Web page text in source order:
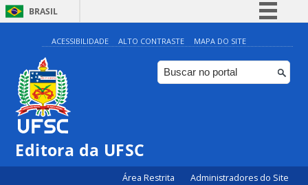
BRASIL
Simplifique!
Comunica BR
Participe
ACESSIBILIDADE ALTO CONTRASTE MAPA DO SITE
Editora da UFSC
Área Restrita Administradores do Site